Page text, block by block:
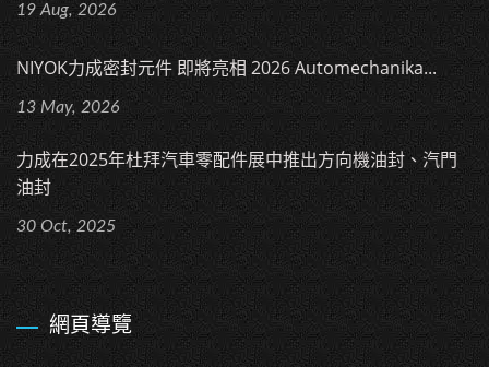
19 Aug, 2026
NIYOK力成密封元件 即將亮相 2026 Automechanika...
13 May, 2026
力成在2025年杜拜汽車零配件展中推出方向機油封、汽門
油封
30 Oct, 2025
網頁導覽